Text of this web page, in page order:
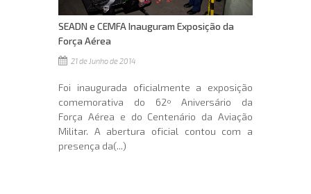
SEADN e CEMFA Inauguram Exposição da
Força Aérea
21 de Junho de 2014
Foi inaugurada oficialmente a exposição
comemorativa do 62º Aniversário da
Força Aérea e do Centenário da Aviação
Militar. A abertura oficial contou com a
presença da(...)